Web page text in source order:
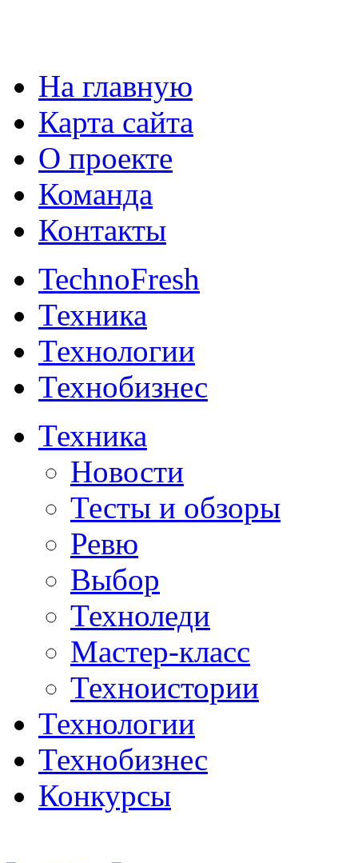
На главную
Карта сайта
О проекте
Команда
Контакты
TechnoFresh
Техника
Технологии
Технобизнес
Техника
Новости
Тесты и обзоры
Ревю
Выбор
Техноледи
Мастер-класс
Техноистории
Технологии
Технобизнес
Конкурсы